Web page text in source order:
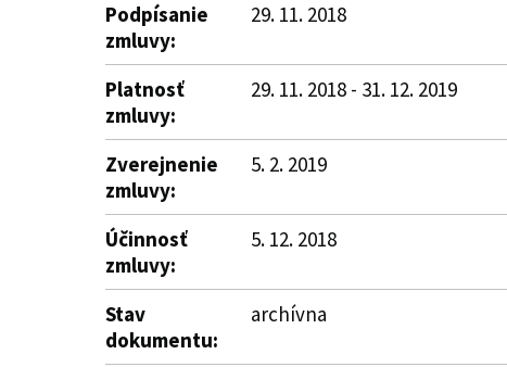
Podpísanie
zmluvy:
29. 11. 2018
Platnosť
zmluvy:
29. 11. 2018 - 31. 12. 2019
Zverejnenie
zmluvy:
5. 2. 2019
Účinnosť
zmluvy:
5. 12. 2018
Stav
dokumentu:
archívna